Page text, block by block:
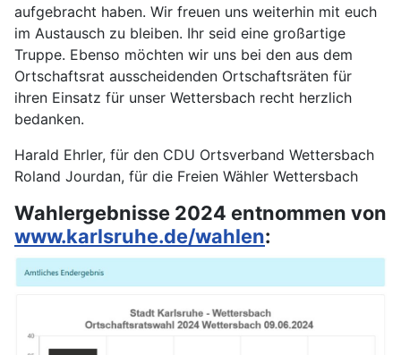
aufgebracht haben. Wir freuen uns weiterhin mit euch
im Austausch zu bleiben. Ihr seid eine großartige
Truppe. Ebenso möchten wir uns bei den aus dem
Ortschaftsrat ausscheidenden Ortschaftsräten für
ihren Einsatz für unser Wettersbach recht herzlich
bedanken.
Harald Ehrler, für den CDU Ortsverband Wettersbach
Roland Jourdan, für die Freien Wähler Wettersbach
Wahlergebnisse 2024 entnommen von
www.karlsruhe.de/wahlen: